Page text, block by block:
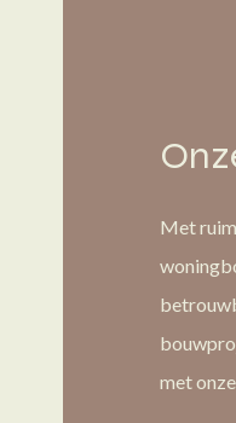
Met
met